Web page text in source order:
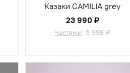
Казаки CAMILIA grey
23 990 ₽
Частями: 5 998 ₽